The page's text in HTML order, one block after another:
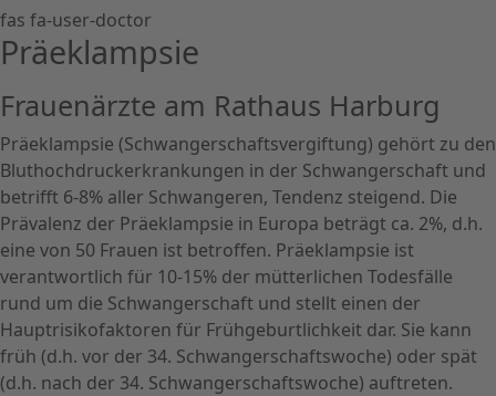
fas fa-user-doctor
Präeklampsie
Frauenärzte am Rathaus Harburg
Präeklampsie (Schwangerschaftsvergiftung) gehört zu den
Bluthochdruckerkrankungen in der Schwangerschaft und
betrifft 6-8% aller Schwangeren, Tendenz steigend. Die
Prävalenz der Präeklampsie in Europa beträgt ca. 2%, d.h.
eine von 50 Frauen ist betroffen. Präeklampsie ist
verantwortlich für 10-15% der mütterlichen Todesfälle
rund um die Schwangerschaft und stellt einen der
Hauptrisikofaktoren für Frühgeburtlichkeit dar. Sie kann
früh (d.h. vor der 34. Schwangerschaftswoche) oder spät
(d.h. nach der 34. Schwangerschaftswoche) auftreten.